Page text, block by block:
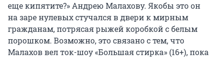
еще кипятите?» Андрею Малахову. Якобы это он
на заре нулевых стучался в двери к мирным
гражданам, потрясая рыжей коробкой с белым
порошком. Возможно, это связано с тем, что
Малахов вел ток-шоу «Большая стирка» (16+), пока